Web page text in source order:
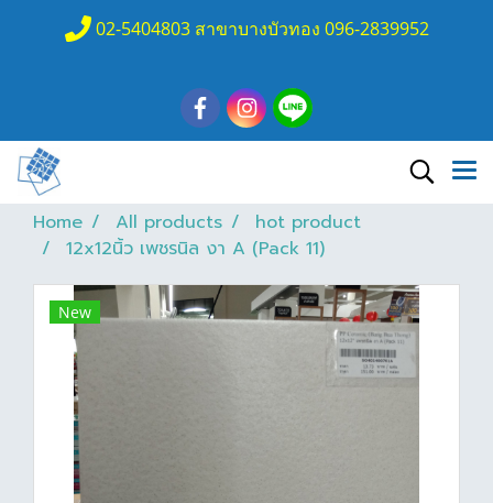
02-5404803 สาขาบางบัวทอง 096-2839952
Home All products
hot product
12x12นิ้ว เพชรนิล งา A (Pack 11)
New